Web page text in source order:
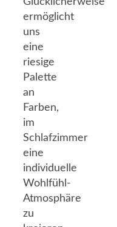
ermöglicht
uns
eine
riesige
Palette
an
Farben,
im
Schlafzimmer
eine
individuelle
Wohlfühl-
Atmosphäre
zu